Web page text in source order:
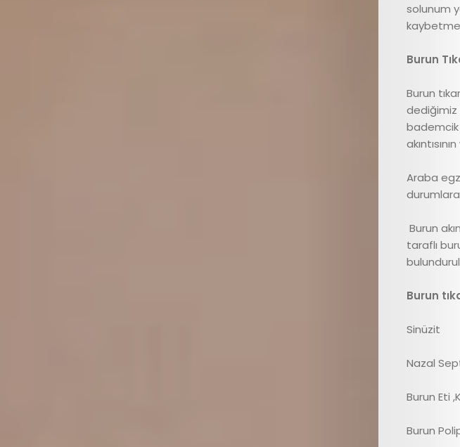
E
dergi
solunum
Burun
Burun
dediğimiz
bademcik
Araba
Burun
taraflı
Burun
Sinüzit
Nazal
Burun Eti
Burun